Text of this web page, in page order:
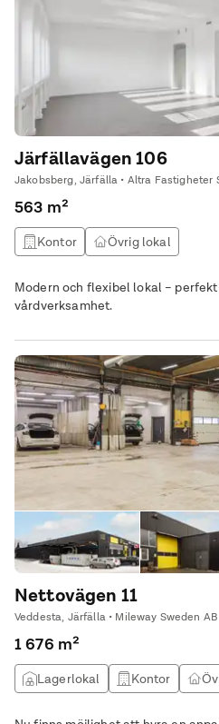
Järfällavägen 106
Jakobsberg, Järfälla • Altra Fastigheter
563 m²
Kontor Övrig lokal
Modern och flexibel lokal –
vårdverksamhet.
Nettovägen 11
Veddesta, Järfälla • Mileway Sweden AB
1 676 m²
Lagerlokal Kontor